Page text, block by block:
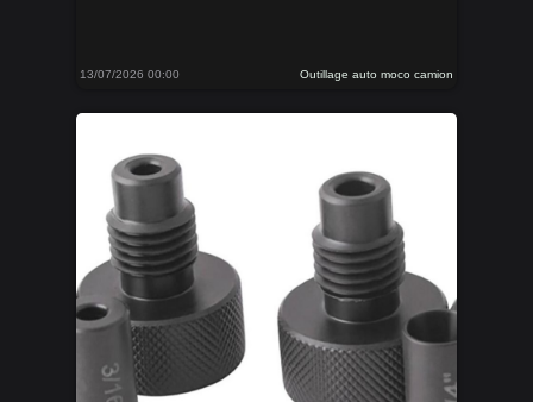
13/07/2026 00:00 Outillage auto moco camion